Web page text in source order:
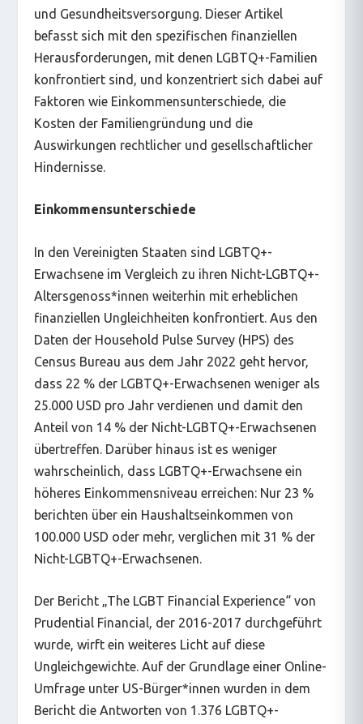
und Gesundheitsversorgung. Dieser Artikel
befasst sich mit den spezifischen finanziellen
Herausforderungen, mit denen LGBTQ+-Familien
konfrontiert sind, und konzentriert sich dabei auf
Faktoren wie Einkommensunterschiede, die
Kosten der Familiengründung und die
Auswirkungen rechtlicher und gesellschaftlicher
Hindernisse.
Einkommensunterschiede
In den Vereinigten Staaten sind LGBTQ+-
Erwachsene im Vergleich zu ihren Nicht-LGBTQ+-
Altersgenoss*innen weiterhin mit erheblichen
finanziellen Ungleichheiten konfrontiert. Aus den
Daten der Household Pulse Survey (HPS) des
Census Bureau aus dem Jahr 2022 geht hervor,
dass 22 % der LGBTQ+-Erwachsenen weniger als
25.000 USD pro Jahr verdienen und damit den
Anteil von 14 % der Nicht-LGBTQ+-Erwachsenen
übertreffen. Darüber hinaus ist es weniger
wahrscheinlich, dass LGBTQ+-Erwachsene ein
höheres Einkommensniveau erreichen: Nur 23 %
berichten über ein Haushaltseinkommen von
100.000 USD oder mehr, verglichen mit 31 % der
Nicht-LGBTQ+-Erwachsenen.
Der Bericht „The LGBT Financial Experience“ von
Prudential Financial, der 2016-2017 durchgeführt
wurde, wirft ein weiteres Licht auf diese
Ungleichgewichte. Auf der Grundlage einer Online-
Umfrage unter US-Bürger*innen wurden in dem
Bericht die Antworten von 1.376 LGBTQ+-